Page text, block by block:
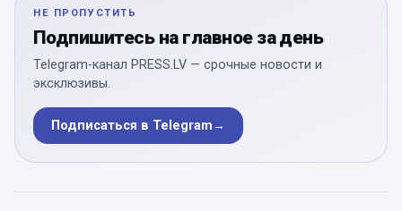
НЕ ПРОПУСТИТЬ
Подпишитесь на главное за день
Telegram-канал PRESS.LV — срочные новости и
эксклюзивы.
Подписаться в Telegram→